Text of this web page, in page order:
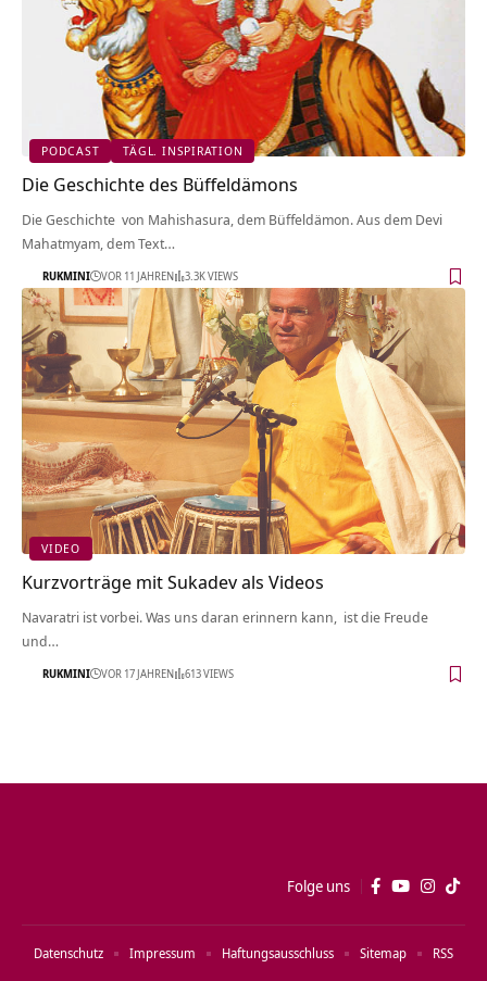
PODCAST TÄGL. INSPIRATION
Die Geschichte des Büffeldämons
Die Geschichte von Mahishasura, dem Büffeldämon. Aus dem Devi
Mahatmyam, dem Text…
RUKMINI VOR 11 JAHREN 3.3K VIEWS
VIDEO
Kurzvorträge mit Sukadev als Videos
Navaratri ist vorbei. Was uns daran erinnern kann, ist die Freude
und…
RUKMINI VOR 17 JAHREN 613 VIEWS
Folge uns
Datenschutz Impressum Haftungsausschluss Sitemap RSS